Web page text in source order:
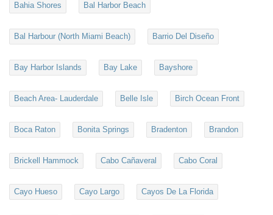
Bahia Shores Bal Harbor Beach
Bal Harbour (North Miami Beach) Barrio Del Diseño
Bay Harbor Islands Bay Lake Bayshore
Beach Area- Lauderdale Belle Isle Birch Ocean Front
Boca Raton Bonita Springs Bradenton Brandon
Brickell Hammock Cabo Cañaveral Cabo Coral
Cayo Hueso Cayo Largo Cayos De La Florida